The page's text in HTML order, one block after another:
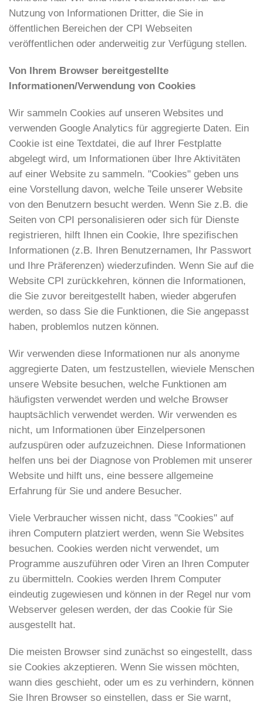
Nutzung von Informationen Dritter, die Sie in
öffentlichen Bereichen der CPI Webseiten
veröffentlichen oder anderweitig zur Verfügung stellen.
Von Ihrem Browser bereitgestellte
Informationen/Verwendung von Cookies
Wir sammeln Cookies auf unseren Websites und
verwenden Google Analytics für aggregierte Daten. Ein
Cookie ist eine Textdatei, die auf Ihrer Festplatte
abgelegt wird, um Informationen über Ihre Aktivitäten
auf einer Website zu sammeln. "Cookies" geben uns
eine Vorstellung davon, welche Teile unserer Website
von den Benutzern besucht werden. Wenn Sie z.B. die
Seiten von CPI personalisieren oder sich für Dienste
registrieren, hilft Ihnen ein Cookie, Ihre spezifischen
Informationen (z.B. Ihren Benutzernamen, Ihr Passwort
und Ihre Präferenzen) wiederzufinden. Wenn Sie auf die
Website CPI zurückkehren, können die Informationen,
die Sie zuvor bereitgestellt haben, wieder abgerufen
werden, so dass Sie die Funktionen, die Sie angepasst
haben, problemlos nutzen können.
Wir verwenden diese Informationen nur als anonyme
aggregierte Daten, um festzustellen, wieviele Menschen
unsere Website besuchen, welche Funktionen am
häufigsten verwendet werden und welche Browser
hauptsächlich verwendet werden. Wir verwenden es
nicht, um Informationen über Einzelpersonen
aufzuspüren oder aufzuzeichnen. Diese Informationen
helfen uns bei der Diagnose von Problemen mit unserer
Website und hilft uns, eine bessere allgemeine
Erfahrung für Sie und andere Besucher.
Viele Verbraucher wissen nicht, dass "Cookies" auf
ihren Computern platziert werden, wenn Sie Websites
besuchen. Cookies werden nicht verwendet, um
Programme auszuführen oder Viren an Ihren Computer
zu übermitteln. Cookies werden Ihrem Computer
eindeutig zugewiesen und können in der Regel nur vom
Webserver gelesen werden, der das Cookie für Sie
ausgestellt hat.
Die meisten Browser sind zunächst so eingestellt, dass
sie Cookies akzeptieren. Wenn Sie wissen möchten,
wann dies geschieht, oder um es zu verhindern, können
Sie Ihren Browser so einstellen, dass er Sie warnt,